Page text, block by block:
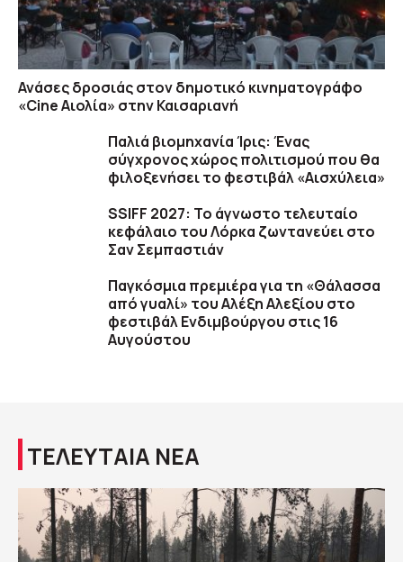
Ανάσες δροσιάς στον δημοτικό κινηματογράφο
«Cine Αιολία» στην Καισαριανή
Παλιά βιομηχανία Ίρις: Ένας
σύγχρονος χώρος πολιτισμού που θα
φιλοξενήσει το φεστιβάλ «Αισχύλεια»
SSIFF 2027: Το άγνωστο τελευταίο
κεφάλαιο του Λόρκα ζωντανεύει στο
Σαν Σεμπαστιάν
Παγκόσμια πρεμιέρα για τη «Θάλασσα
από γυαλί» του Αλέξη Αλεξίου στο
φεστιβάλ Ενδιμβούργου στις 16
Αυγούστου
ΤΕΛΕΥΤΑΙΑ ΝΕΑ